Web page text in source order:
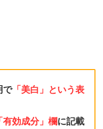
で「美白」という表
有効成分」欄に記載